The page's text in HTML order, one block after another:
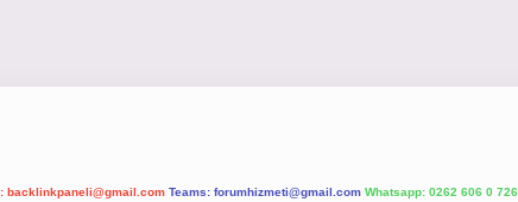
backlinkpaneli@gmail.com Teams: forumhizmeti@gmail.com Whatsapp: 0262 606 0 726